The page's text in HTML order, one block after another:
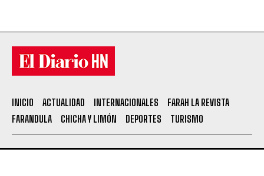
INICIO ACTUALIDAD INTERNACIONALES
FARAH LA REVISTA
FARANDULA
CHICHA Y LIMÓN DEPORTES TURISMO